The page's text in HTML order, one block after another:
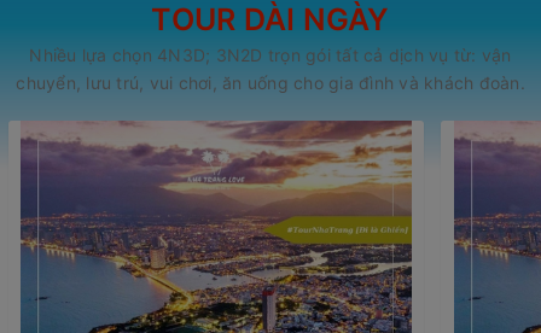
TOUR DÀI NGÀY
Nhiều lựa chọn 4N3D; 3N2D trọn gói tất cả dịch vụ từ: vận
chuyển, lưu trú, vui chơi, ăn uống cho gia đình và khách đoàn.